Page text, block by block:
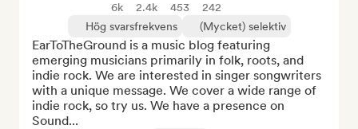
6k 2.4k 453
242
Hög svarsfrekvens
(Mycket) selektiv
EarToTheGround is a music blog featuring
emerging musicians primarily in folk, roots, and
indie rock. We are interested in singer songwriters
with a unique message. We cover a wide range of
indie rock, so try us. We have a presence on
Sound...